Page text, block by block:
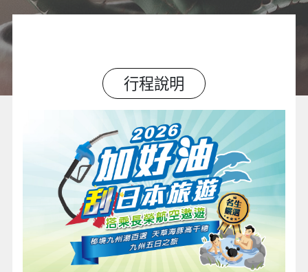
行程說明